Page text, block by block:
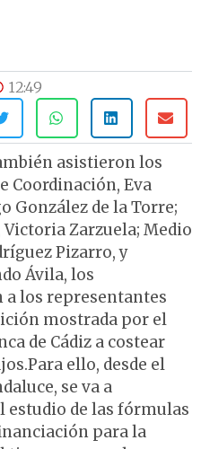
12:49
asistieron los
Coordinación, Eva
González de la Torre;
Zarzuela; Medio
Pizarro, y
Ávila, los
los representantes
mostrada por el
de Cádiz a costear
ello, desde el
se va a
estudio de las fórmulas
para la